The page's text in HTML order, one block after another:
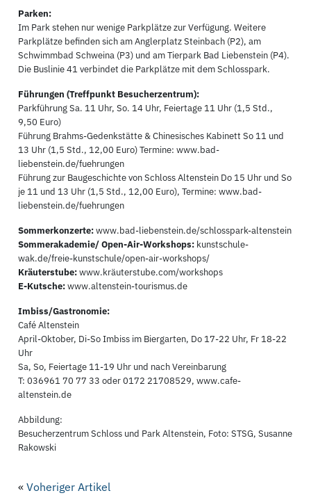
Parken:
Im Park stehen nur wenige Parkplätze zur Verfügung. Weitere
Parkplätze befinden sich am Anglerplatz Steinbach (P2), am
Schwimmbad Schweina (P3) und am Tierpark Bad Liebenstein (P4).
Die Buslinie 41 verbindet die Parkplätze mit dem Schlosspark.
Führungen (Treffpunkt Besucherzentrum):
Parkführung Sa. 11 Uhr, So. 14 Uhr, Feiertage 11 Uhr (1,5 Std.,
9,50 Euro)
Führung Brahms-Gedenkstätte & Chinesisches Kabinett So 11 und
13 Uhr (1,5 Std., 12,00 Euro) Termine: www.bad-
liebenstein.de/fuehrungen
Führung zur Baugeschichte von Schloss Altenstein Do 15 Uhr und So
je 11 und 13 Uhr (1,5 Std., 12,00 Euro), Termine: www.bad-
liebenstein.de/fuehrungen
Sommerkonzerte:www.bad-liebenstein.de/schlosspark-altenstein
Sommerakademie/ Open-Air-Workshops: kunstschule-
wak.de/freie-kunstschule/open-air-workshops/
Kräuterstube:www.kräuterstube.com/workshops
E-Kutsche:www.altenstein-tourismus.de
Imbiss/Gastronomie:
Café Altenstein
April-Oktober, Di-So Imbiss im Biergarten, Do 17-22 Uhr, Fr 18-22
Uhr
Sa, So, Feiertage 11-19 Uhr und nach Vereinbarung
T: 036961 70 77 33 oder 0172 21708529, www.cafe-
altenstein.de
Abbildung:
Besucherzentrum Schloss und Park Altenstein, Foto: STSG, Susanne
Rakowski
«Voheriger Artikel